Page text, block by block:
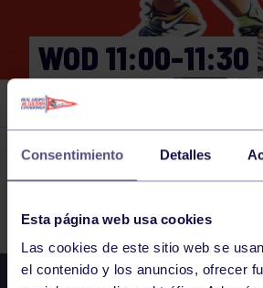
Consentimiento Detalles
Esta página web usa cookies
Las cookies de este sitio web se
el contenido y los anuncios, ofrecer
WOD 11:00-11:30
GIMNASIO